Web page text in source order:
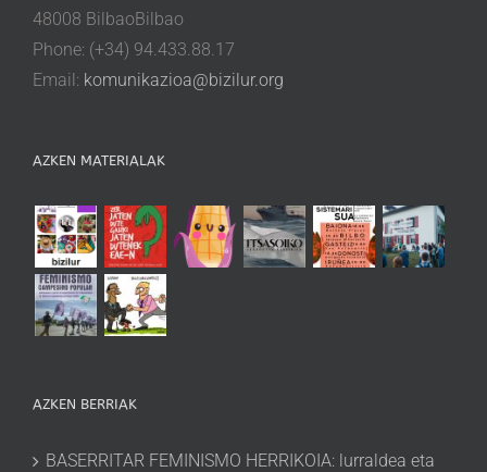
48008 BilbaoBilbao
Phone: (+34) 94.433.88.17
Email: komunikazioa@bizilur.org
AZKEN MATERIALAK
AZKEN BERRIAK
BASERRITAR FEMINISMO HERRIKOIA: lurraldea eta